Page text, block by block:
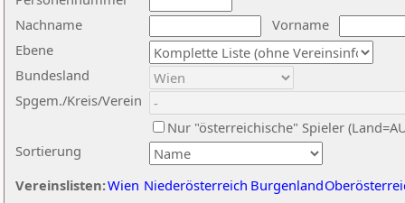
Nachname
Vorname
Ebene
Sortierung
Bundesland
Spgem./Kreis/Verein
Nur "österreichische" Spieler
Vereinslisten:Wien Niederösterreich Burgenland